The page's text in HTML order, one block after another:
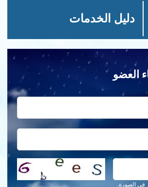
دليل الخدمات
العضو
في الصورة.
احصل على كلمة التحقق جديدة!